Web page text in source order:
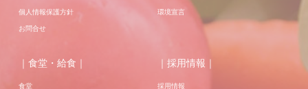
個人情報保護方針
お問合せ
環境宣言
｜食堂・給食｜
食堂
｜採用情報｜
採用情報